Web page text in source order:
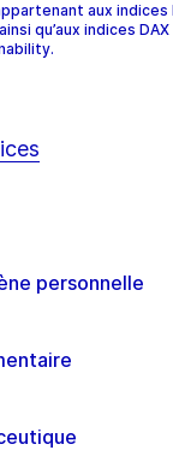
aux indices
qu’aux indices DAX
personnelle